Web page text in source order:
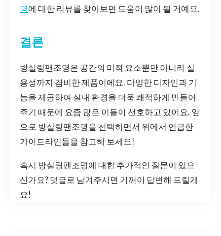
명에 대한 리뷰를 찾아보면 도움이 많이 될 거예요.
결론
방실링팬조명은 공간의 미적 요소뿐만 아니라 실
용성까지 겸비한 제품이에요. 다양한 디자인과 기
능을 제공하여 실내 환경을 더욱 쾌적하게 만들어
주기 때문에 요즘 많은 이들이 선호하고 있어요. 앞
으로 방실링팬조명을 선택하면서 위에서 언급한
가이드라인들을 참고해 보세요!
혹시 방실링팬조명에 대한 추가적인 질문이 있으
신가요? 댓글로 남겨주시면 기꺼이 답변해 드릴게
요!